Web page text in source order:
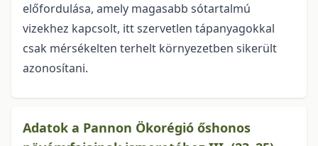
előfordulása, amely magasabb sótartalmú
vizekhez kapcsolt, itt szervetlen tápanyagokkal
csak mérsékelten terhelt környezetben sikerült
azonosítani.
Adatok a Pannon Ökorégió őshonos